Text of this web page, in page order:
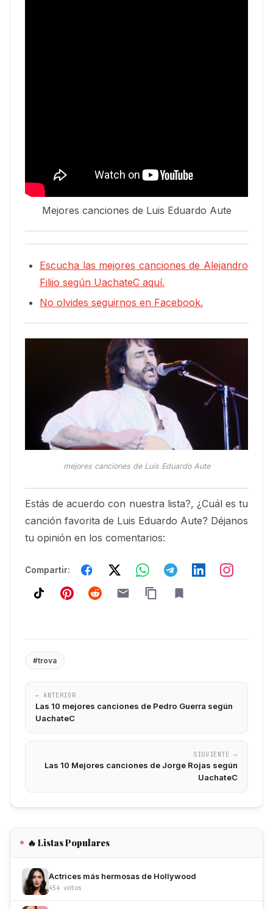
Mejores canciones de Luis Eduardo Aute
Escucha las mejores canciones de Alejandro
Filiio según UachateC aquí.
No olvides seguirnos en Facebook.
mejores canciones de Luis Eduardo Aute
Estás de acuerdo con nuestra lista?, ¿Cuál es tu
canción favorita de Luis Eduardo Aute? Déjanos
tu opinión en los comentarios:
Compartir:
#trova
← ANTERIOR
Las 10 mejores canciones de Pedro Guerra según
UachateC
SIGUIENTE →
Las 10 Mejores canciones de Jorge Rojas según
UachateC
🔥 Listas Populares
Actrices más hermosas de Hollywood
454 votos